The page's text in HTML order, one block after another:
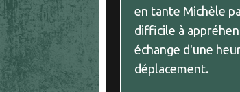
en tante Michèle
difficile à
échange d'une
déplacement.